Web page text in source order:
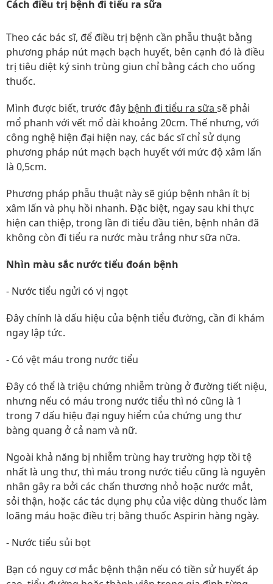
Cách điều trị bệnh đi tiểu ra sữa
Theo các bác sĩ, để điều trị bệnh cần phẫu thuật bằng
phương pháp nút mạch bạch huyết, bên cạnh đó là điều
trị tiêu diệt ký sinh trùng giun chỉ bằng cách cho uống
thuốc.
Mình được biết, trước đây bệnh đi tiểu ra sữa sẽ phải
mổ phanh với vết mổ dài khoảng 20cm. Thế nhưng, với
công nghệ hiện đại hiện nay, các bác sĩ chỉ sử dụng
phương pháp nút mạch bạch huyết với mức độ xâm lấn
là 0,5cm.
Phương pháp phẫu thuật này sẽ giúp bệnh nhân ít bị
xâm lấn và phụ hồi nhanh. Đặc biệt, ngay sau khi thực
hiện can thiệp, trong lần đi tiểu đầu tiên, bệnh nhân đã
không còn đi tiểu ra nước màu trắng như sữa nữa.
Nhìn màu sắc nước tiểu đoán bệnh
- Nước tiểu ngửi có vị ngọt
Đây chính là dấu hiệu của bệnh tiểu đường, cần đi khám
ngay lập tức.
- Có vệt máu trong nước tiểu
Đây có thể là triệu chứng nhiễm trùng ở đường tiết niệu,
nhưng nếu có máu trong nước tiểu thì nó cũng là 1
trong 7 dấu hiệu đại nguy hiểm của chứng ung thư
bàng quang ở cả nam và nữ.
Ngoài khả năng bị nhiễm trùng hay trường hợp tồi tệ
nhất là ung thư, thì máu trong nước tiểu cũng là nguyên
nhân gây ra bởi các chấn thương nhỏ hoặc nước mắt,
sỏi thận, hoặc các tác dụng phụ của việc dùng thuốc làm
loãng máu hoặc điều trị bằng thuốc Aspirin hàng ngày.
- Nước tiểu sủi bọt
Bạn có nguy cơ mắc bệnh thận nếu có tiền sử huyết áp